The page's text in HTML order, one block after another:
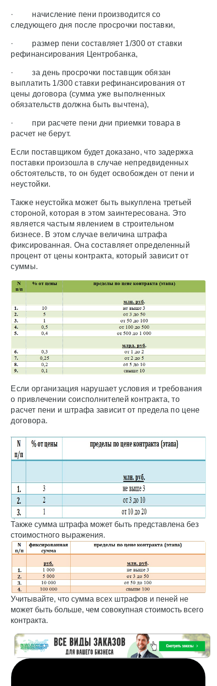
· начисление пени производится со
следующего дня после просрочки поставки,
· размер пени составляет 1/300 от ставки
рефинансирования Центробанка,
· за день просрочки поставщик обязан
выплатить 1/300 ставки рефинансирования от
цены договора (сумма уже выполненных
обязательств должна быть вычтена),
· при расчете пени дни приемки товара в
расчет не берут.
Если поставщиком будет доказано, что задержка
поставки произошла в случае непредвиденных
обстоятельств, то он будет освобожден от пени и
неустойки.
Также неустойка может быть выкуплена третьей
стороной, которая в этом заинтересована. Это
является частым явлением в строительном
бизнесе. В этом случае величина штрафа
фиксированная. Она составляет определенный
процент от цены контракта, который зависит от
суммы.
Если организация нарушает условия и требования
о привлечении соисполнителей контракта, то
расчет пени и штрафа зависит от предела по цене
договора.
Также сумма штрафа может быть представлена без
стоимостного выражения.
Учитывайте, что сумма всех штрафов и пеней не
может быть больше, чем совокупная стоимость всего
контракта.